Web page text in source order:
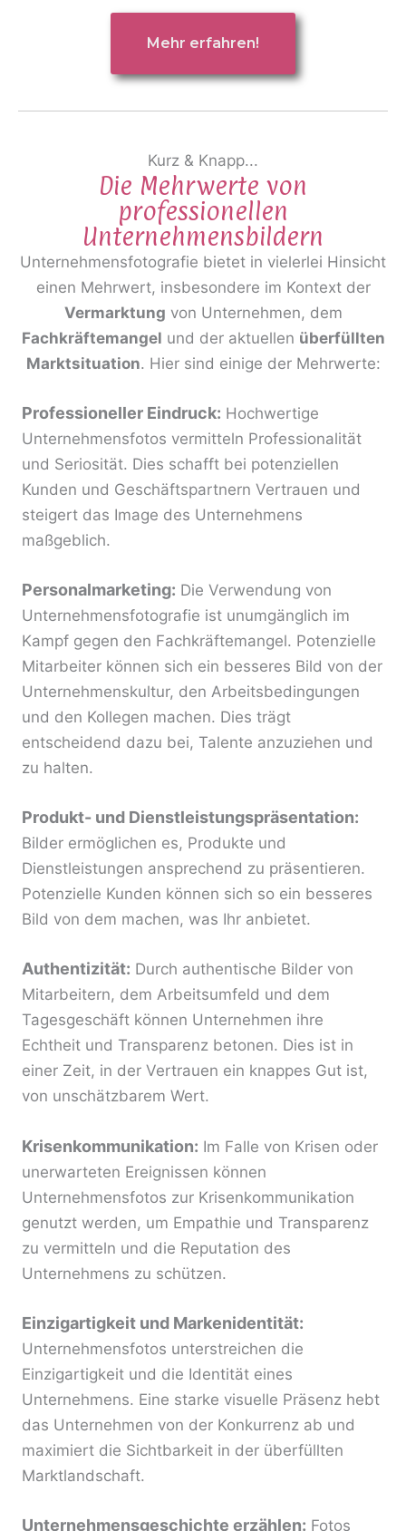
Mehr erfahren!
Kurz & Knapp...
Die Mehrwerte von
professionellen
Unternehmensbildern
Unternehmensfotografie bietet in vielerlei Hinsicht
einen Mehrwert, insbesondere im Kontext der
Vermarktung von Unternehmen, dem
Fachkräftemangel und der aktuellen überfüllten
Marktsituation. Hier sind einige der Mehrwerte:
Professioneller Eindruck: Hochwertige
Unternehmensfotos vermitteln Professionalität
und Seriosität. Dies schafft bei potenziellen
Kunden und Geschäftspartnern Vertrauen und
steigert das Image des Unternehmens
maßgeblich.
Personalmarketing: Die Verwendung von
Unternehmensfotografie ist unumgänglich im
Kampf gegen den Fachkräftemangel. Potenzielle
Mitarbeiter können sich ein besseres Bild von der
Unternehmenskultur, den Arbeitsbedingungen
und den Kollegen machen. Dies trägt
entscheidend dazu bei, Talente anzuziehen und
zu halten.
Produkt- und Dienstleistungspräsentation:
Bilder ermöglichen es, Produkte und
Dienstleistungen ansprechend zu präsentieren.
Potenzielle Kunden können sich so ein besseres
Bild von dem machen, was Ihr anbietet.
Authentizität: Durch authentische Bilder von
Mitarbeitern, dem Arbeitsumfeld und dem
Tagesgeschäft können Unternehmen ihre
Echtheit und Transparenz betonen. Dies ist in
einer Zeit, in der Vertrauen ein knappes Gut ist,
von unschätzbarem Wert.
Krisenkommunikation: Im Falle von Krisen oder
unerwarteten Ereignissen können
Unternehmensfotos zur Krisenkommunikation
genutzt werden, um Empathie und Transparenz
zu vermitteln und die Reputation des
Unternehmens zu schützen.
Einzigartigkeit und Markenidentität:
Unternehmensfotos unterstreichen die
Einzigartigkeit und die Identität eines
Unternehmens. Eine starke visuelle Präsenz hebt
das Unternehmen von der Konkurrenz ab und
maximiert die Sichtbarkeit in der überfüllten
Marktlandschaft.
Unternehmensgeschichte erzählen: Fotos